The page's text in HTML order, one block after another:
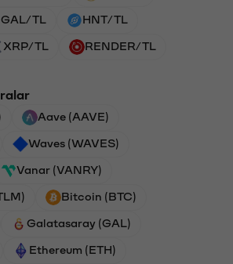
GAL/TL HNT/TL
XRP/TL RENDER/TL
Aave (AAVE)
Waves (WAVES)
Vanar (VANRY)
Bitcoin (BTC)
Galatasaray (GAL)
Ethereum (ETH)